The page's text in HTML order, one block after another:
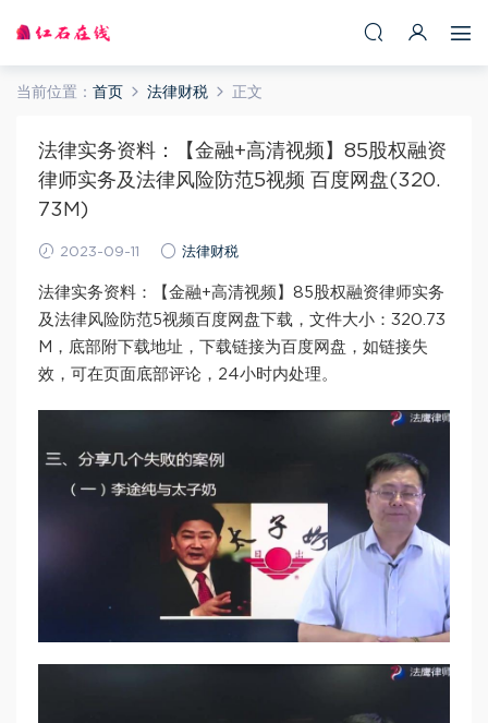
当前位置： 首页 法律财税 正文
法律实务资料：【金融+高清视频】85股权融资
律师实务及法律风险防范5视频 百度网盘(320.
73M)
2023-09-11 法律财税
法律实务资料：【金融+高清视频】85股权融资律师实务
及法律风险防范5视频百度网盘下载，文件大小：320.73
M，底部附下载地址，下载链接为百度网盘，如链接失
效，可在页面底部评论，24小时内处理。